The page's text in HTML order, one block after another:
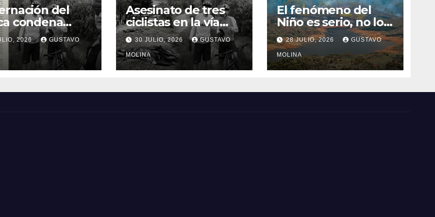
del
condena
de tres
y exige
urgentes
2026 GUSTAVO
Asesinato de tres
ciclistas en la vía
Totoró – Silvia,
genera
consternación en el
Cauca
30 JULIO, 2026 GUSTAVO
MOLINA
El fenómeno del
Niño es serio, no lo
tome a juego
28 JULIO, 2026 GUSTAVO
MOLINA